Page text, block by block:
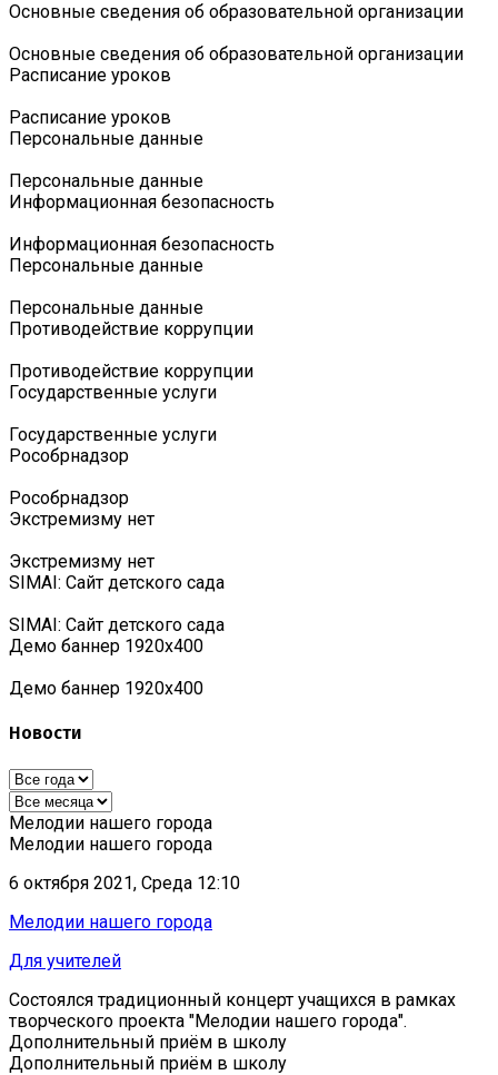
Основные сведения об образовательной организации
Основные сведения об образовательной организации
Расписание уроков
Расписание уроков
Персональные данные
Персональные данные
Информационная безопасность
Информационная безопасность
Персональные данные
Персональные данные
Противодействие коррупции
Противодействие коррупции
Государственные услуги
Государственные услуги
Роcобрнадзор
Роcобрнадзор
Экстремизму нет
Экстремизму нет
SIMAI: Сайт детского сада
SIMAI: Сайт детского сада
Демо баннер 1920х400
Демо баннер 1920х400
Новости
Мелодии нашего города
Мелодии нашего города
6 октября 2021, Среда 12:10
Мелодии нашего города
Для учителей
Состоялся традиционный концерт учащихся в рамках
творческого проекта "Мелодии нашего города".
Дополнительный приём в школу
Дополнительный приём в школу